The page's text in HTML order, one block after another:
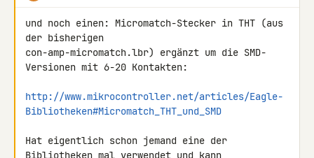
und noch einen: Micromatch-Stecker in THT (aus
der bisherigen
con-amp-micromatch.lbr) ergänzt um die SMD-
Versionen mit 6-20 Kontakten:
http://www.mikrocontroller.net/articles/Eagle-
Bibliotheken#Micromatch_THT_und_SMD
Hat eigentlich schon jemand eine der
Bibliotheken mal verwendet und kann